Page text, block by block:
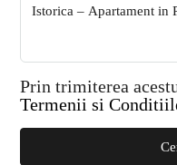
Prin trimiterea
Termenii si